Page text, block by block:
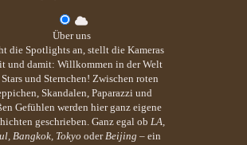
Über uns
die Spotlights an, stellt die Kameras
und damit: Willkommen in der Welt
und Sternchen! Zwischen roten
Skandalen, Paparazzi und
Gefühlen werden hier ganz eigene
geschrieben. Ganz egal ob LA,
Bangkok, Tokyo oderBeijing – ein